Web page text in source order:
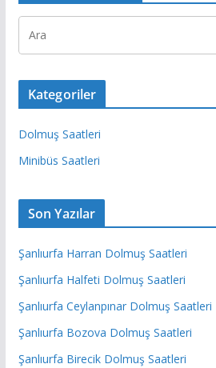
Kategoriler
Dolmuş Saatleri
Minibüs Saatleri
Son Yazılar
Şanlıurfa Harran Dolmuş Saatleri
Şanlıurfa Halfeti Dolmuş Saatleri
Şanlıurfa Ceylanpınar Dolmuş Saatleri
Şanlıurfa Bozova Dolmuş Saatleri
Şanlıurfa Birecik Dolmuş Saatleri